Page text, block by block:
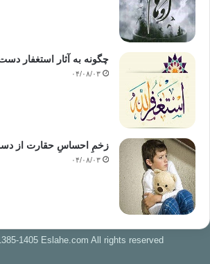
چگونه به آثار استغفار دست
۰۴/۰۸/۰۳
زخمِ احساسِ حقارت از
۰۴/۰۸/۰۳
1405 Eslahe.com All rights reserved